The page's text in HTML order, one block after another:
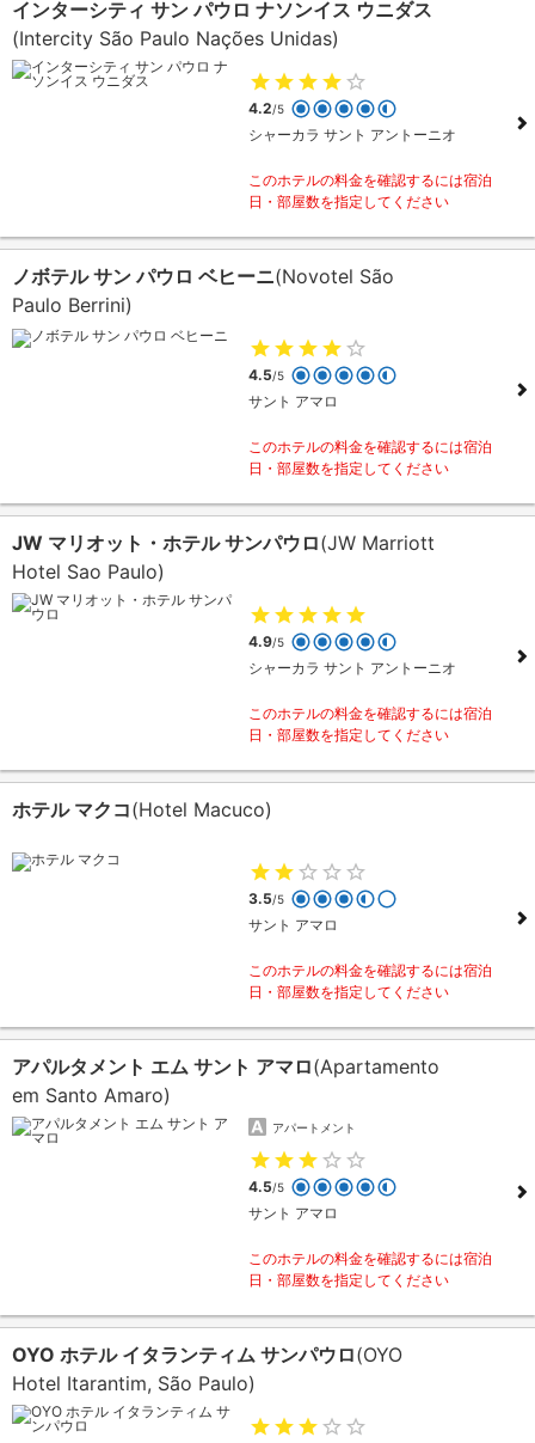
インターシティ サン パウロ ナソンイス ウニダス
(Intercity São Paulo Nações Unidas)
4.2/5
シャーカラ サント アントーニオ
このホテルの料金を確認するには宿泊
日・部屋数を指定してください
ノボテル サン パウロ ベヒーニ(Novotel São
Paulo Berrini)
4.5/5
サント アマロ
このホテルの料金を確認するには宿泊
日・部屋数を指定してください
JW マリオット・ホテル サンパウロ(JW Marriott
Hotel Sao Paulo)
4.9/5
シャーカラ サント アントーニオ
このホテルの料金を確認するには宿泊
日・部屋数を指定してください
ホテル マクコ(Hotel Macuco)
3.5/5
サント アマロ
このホテルの料金を確認するには宿泊
日・部屋数を指定してください
アパルタメント エム サント アマロ(Apartamento
em Santo Amaro)
アパートメント
4.5/5
サント アマロ
このホテルの料金を確認するには宿泊
日・部屋数を指定してください
OYO ホテル イタランティム サンパウロ(OYO
Hotel Itarantim, São Paulo)